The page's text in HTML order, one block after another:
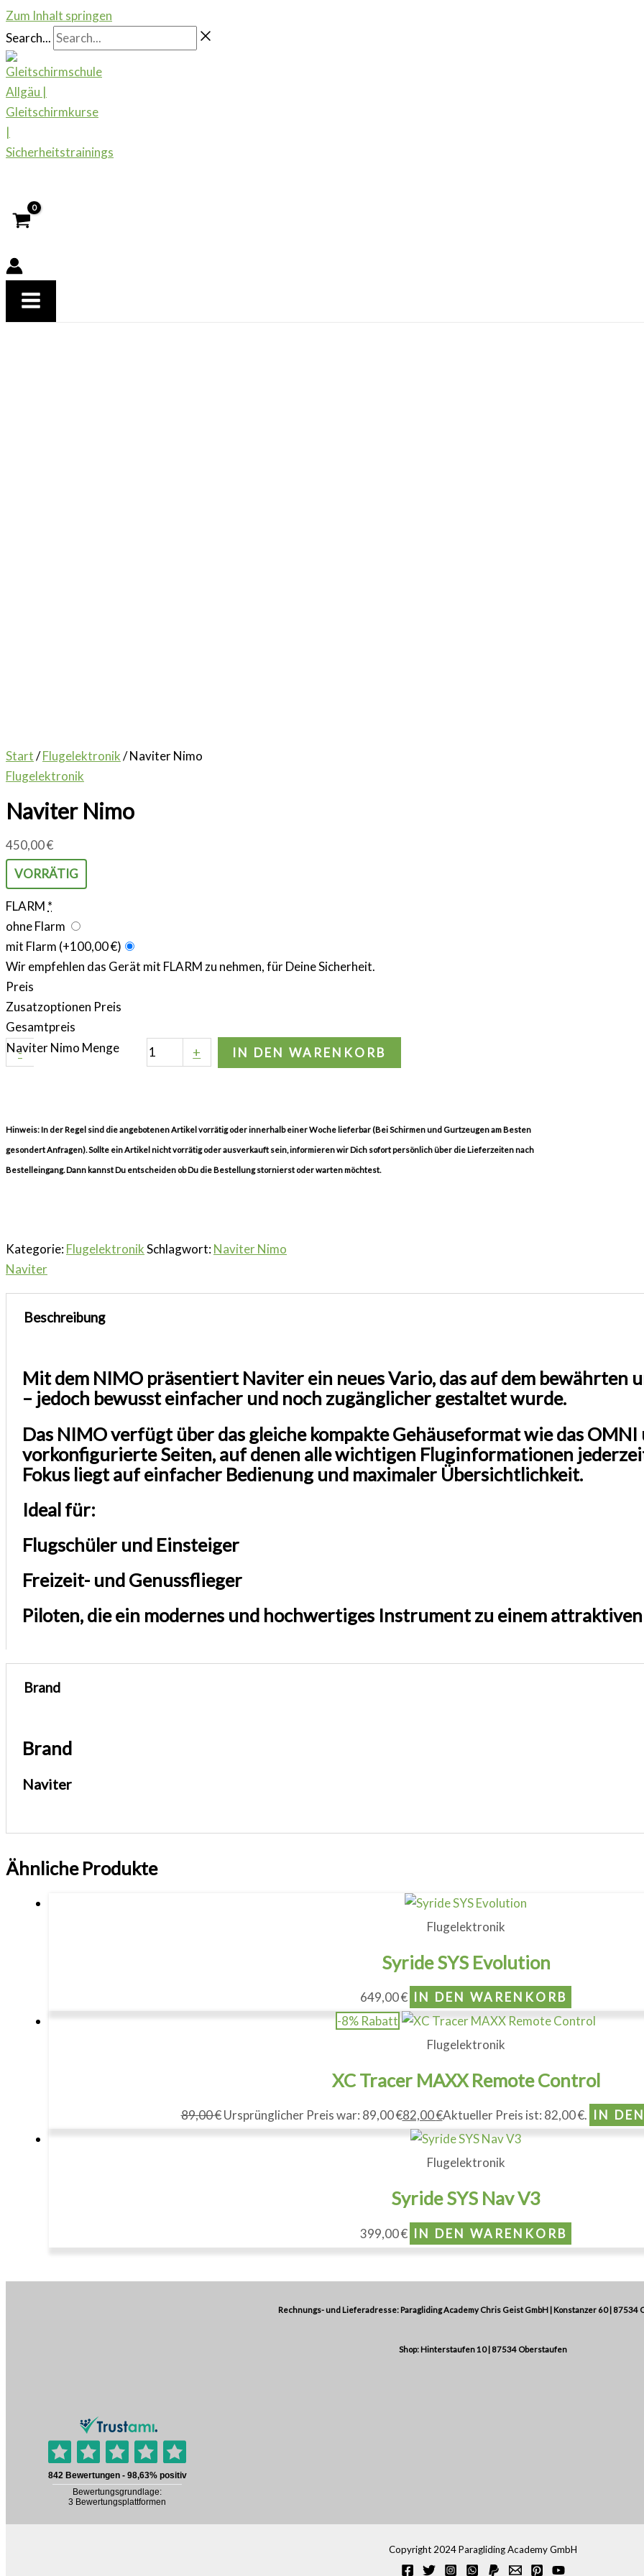
Zum Inhalt springen
Search...
Start/Flugelektronik/ Naviter Nimo
Flugelektronik
Naviter Nimo
450,00€
VORRÄTIG
FLARM *
ohne Flarm
mit Flarm (+100,00 €)
Wir empfehlen das Gerät mit FLARM zu nehmen, für Deine Sicherheit.
Preis
Zusatzoptionen Preis
Gesamtpreis
-
Naviter Nimo Menge + IN DEN WARENKORB
Hinweis: In der Regel sind die angebotenen Artikel vorrätig oder innerhalb einer Woche lieferbar (Bei Schirmen und Gurtzeugen am Besten
gesondert Anfragen). Sollte ein Artikel nicht vorrätig oder ausverkauft sein, informieren wir Dich sofort persönlich über die Lieferzeiten nach
Bestelleingang. Dann kannst Du entscheiden ob Du die Bestellung stornierst oder warten möchtest.
Kategorie:FlugelektronikSchlagwort:Naviter Nimo
Naviter
Beschreibung
Mit dem NIMO präsentiert Naviter ein neues Vario, das auf dem bewährten
– jedoch bewusst einfacher und noch zugänglicher gestaltet wurde.
Das NIMO verfügt über das gleiche kompakte Gehäuseformat wie das
vorkonfigurierte Seiten, auf denen alle wichtigen Fluginformationen
Fokus liegt auf einfacher Bedienung und maximaler Übersichtlichkeit.
Ideal für:
Flugschüler und Einsteiger
Freizeit- und Genussflieger
Piloten, die ein modernes und hochwertiges Instrument zu einem attraktiven
Brand
Brand
Naviter
Ähnliche Produkte
Flugelektronik
Syride SYS Evolution
649,00€ IN DEN WARENKORB
-8% Rabatt
Flugelektronik
XC Tracer MAXX Remote Control
89,00€ Ursprünglicher Preis war: 89,00 €82,00€Aktueller Preis ist: 82,00 €. IN
Flugelektronik
Syride SYS Nav V3
399,00€ IN DEN WARENKORB
Rechnungs- und Lieferadresse: Paragliding Academy Chris Geist GmbH | Konstanzer 60 | 87534
Shop: Hinterstaufen 10 | 87534 Oberstaufen
Copyright 2024 Paragliding Academy GmbH